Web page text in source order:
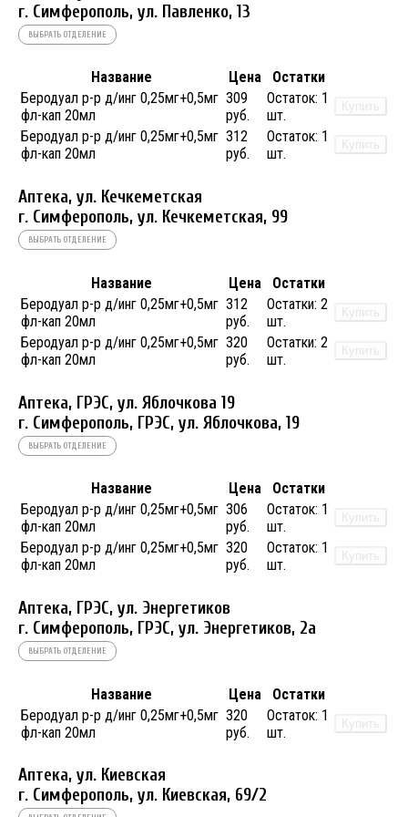
г. Симферополь, ул. Павленко, 13
ВЫБРАТЬ ОТДЕЛЕНИЕ
Название Цена
Остатки
Беродуал р-р д/инг 0,25мг+0,5мг
фл-кап 20мл
309
руб.
Остаток: 1
шт.
Купить
Беродуал р-р д/инг 0,25мг+0,5мг
фл-кап 20мл
312
руб.
Остаток: 1
шт.
Купить
Аптека, ул. Кечкеметская
г. Симферополь, ул. Кечкеметская, 99
ВЫБРАТЬ ОТДЕЛЕНИЕ
Название Цена
Остатки
Беродуал р-р д/инг 0,25мг+0,5мг
фл-кап 20мл
312
руб.
Остатки: 2
шт.
Купить
Беродуал р-р д/инг 0,25мг+0,5мг
фл-кап 20мл
320
руб.
Остатки: 2
шт.
Купить
Аптека, ГРЭС, ул. Яблочкова 19
г. Симферополь, ГРЭС, ул. Яблочкова, 19
ВЫБРАТЬ ОТДЕЛЕНИЕ
Название Цена
Остатки
Беродуал р-р д/инг 0,25мг+0,5мг
фл-кап 20мл
306
руб.
Остаток: 1
шт.
Купить
Беродуал р-р д/инг 0,25мг+0,5мг
фл-кап 20мл
320
руб.
Остаток: 1
шт.
Купить
Аптека, ГРЭС, ул. Энергетиков
г. Симферополь, ГРЭС, ул. Энергетиков, 2а
ВЫБРАТЬ ОТДЕЛЕНИЕ
Название Цена
Остатки
Беродуал р-р д/инг 0,25мг+0,5мг
фл-кап 20мл
320
руб.
Остаток: 1
шт.
Купить
Аптека, ул. Киевская
г. Симферополь, ул. Киевская, 69/2